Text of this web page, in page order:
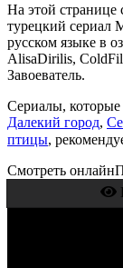
На этой странице
турецкий сериал
русском языке в
AlisaDirilis,
Завоеватель.
Сериалы, которые
Далекий город,
птицы,
Смотреть онлайн